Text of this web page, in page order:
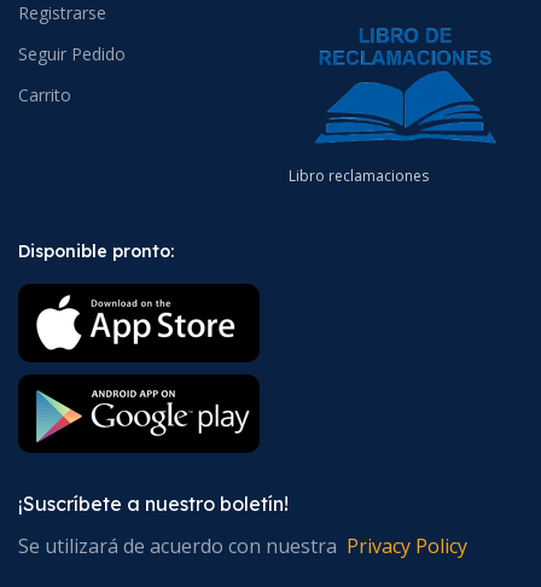
Registrarse
Seguir Pedido
Carrito
Libro reclamaciones
Disponible pronto:
¡Suscríbete a nuestro boletín!
Se utilizará de acuerdo con nuestra Privacy Policy